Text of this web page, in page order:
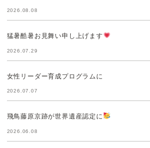
2026.08.08
猛暑酷暑お見舞い申し上げます
2026.07.29
女性リーダー育成プログラムに
2026.07.07
飛鳥藤原京跡が世界遺産認定に
2026.06.08